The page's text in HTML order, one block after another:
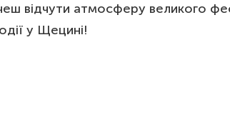
відчути атмосферу великого
у Щецині!